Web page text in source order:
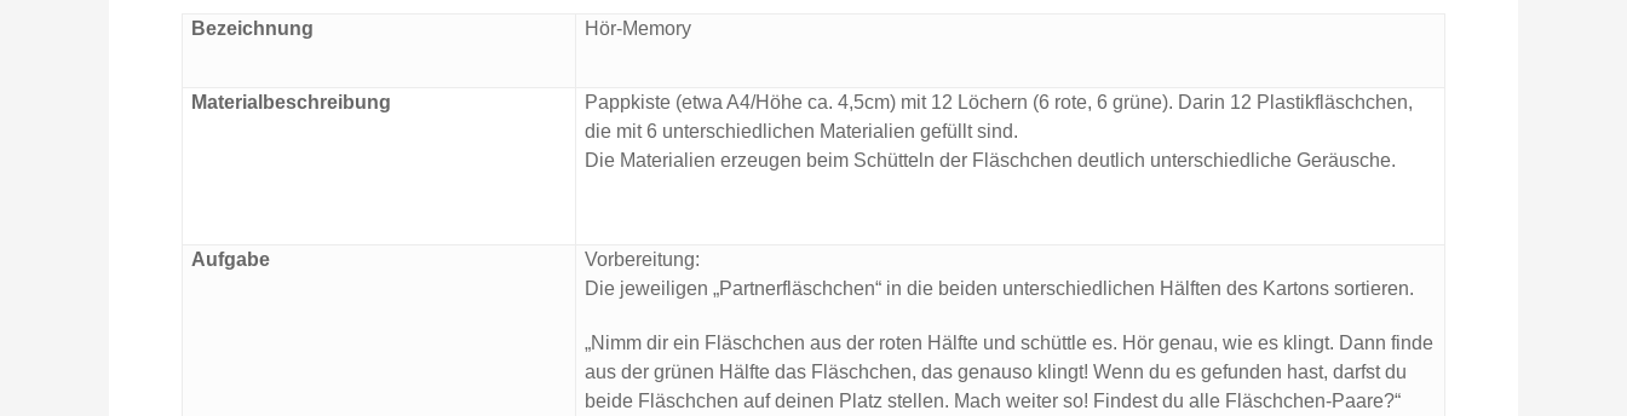
Bezeichnung Hör-Memory
Materialbeschreibung
Pappkiste (etwa A4/Höhe ca. 4,5cm) mit 12 Löchern (6 rote, 6 grüne). Darin 12 Plastikfläschchen,
die mit 6 unterschiedlichen Materialien gefüllt sind.
Die Materialien erzeugen beim Schütteln der Fläschchen deutlich unterschiedliche Geräusche.
Aufgabe
Vorbereitung:
Die jeweiligen „Partnerfläschchen“ in die beiden unterschiedlichen Hälften des Kartons sortieren.
„Nimm dir ein Fläschchen aus der roten Hälfte und schüttle es. Hör genau, wie es klingt. Dann finde
aus der grünen Hälfte das Fläschchen, das genauso klingt! Wenn du es gefunden hast, darfst du
beide Fläschchen auf deinen Platz stellen. Mach weiter so! Findest du alle Fläschchen-Paare?“